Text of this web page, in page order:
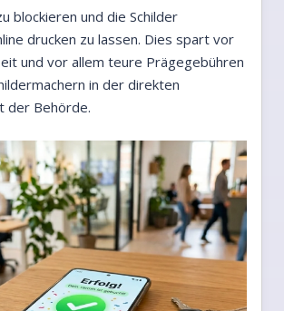
blockieren und die Schilder
drucken zu lassen. Dies spart vor
und vor allem teure Prägegebühren
in der direkten
der Behörde.